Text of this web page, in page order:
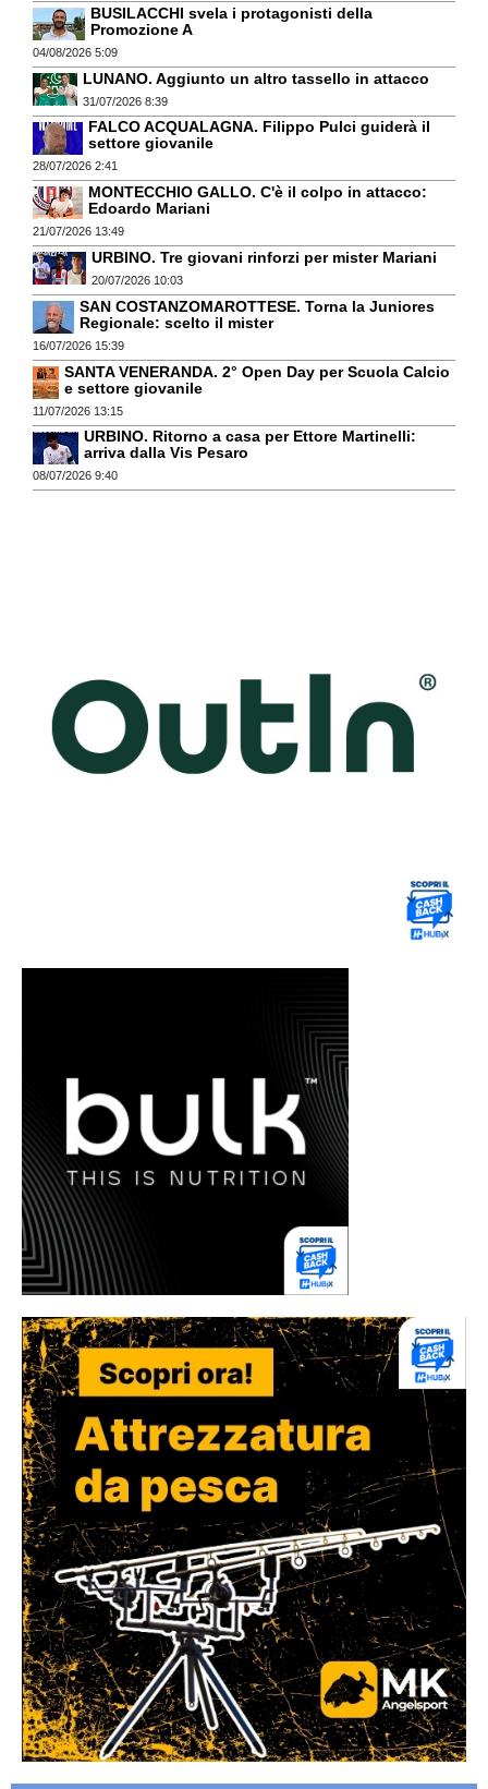
BUSILACCHI svela i protagonisti della
Promozione A
04/08/2026 5:09
LUNANO. Aggiunto un altro tassello in attacco
31/07/2026 8:39
FALCO ACQUALAGNA. Filippo Pulci guiderà il
settore giovanile
28/07/2026 2:41
MONTECCHIO GALLO. C'è il colpo in attacco:
Edoardo Mariani
21/07/2026 13:49
URBINO. Tre giovani rinforzi per mister Mariani
20/07/2026 10:03
SAN COSTANZOMAROTTESE. Torna la Juniores
Regionale: scelto il mister
16/07/2026 15:39
SANTA VENERANDA. 2° Open Day per Scuola Calcio
e settore giovanile
11/07/2026 13:15
URBINO. Ritorno a casa per Ettore Martinelli:
arriva dalla Vis Pesaro
08/07/2026 9:40